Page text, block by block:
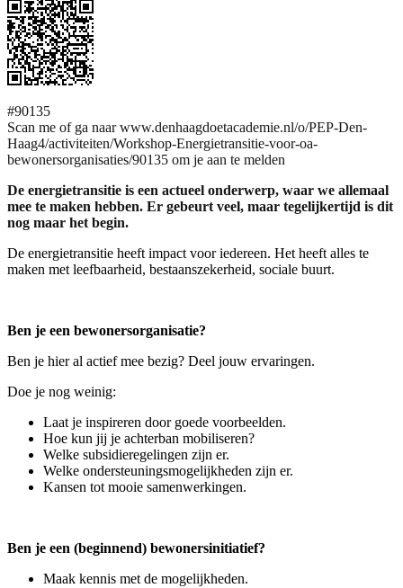
#90135
Scan me of ga naar www.denhaagdoetacademie.nl/o/PEP-Den-
Haag4/activiteiten/Workshop-Energietransitie-voor-oa-
bewonersorganisaties/90135 om je aan te melden
De energietransitie is een actueel onderwerp, waar we allemaal
mee te maken hebben. Er gebeurt veel, maar tegelijkertijd is dit
nog maar het begin.
De energietransitie heeft impact voor iedereen. Het heeft alles te
maken met leefbaarheid, bestaanszekerheid, sociale buurt.
Ben je een bewonersorganisatie?
Ben je hier al actief mee bezig? Deel jouw ervaringen.
Doe je nog weinig:
Laat je inspireren door goede voorbeelden.
Hoe kun jij je achterban mobiliseren?
Welke subsidieregelingen zijn er.
Welke ondersteuningsmogelijkheden zijn er.
Kansen tot mooie samenwerkingen.
Ben je een (beginnend) bewonersinitiatief?
Maak kennis met de mogelijkheden.